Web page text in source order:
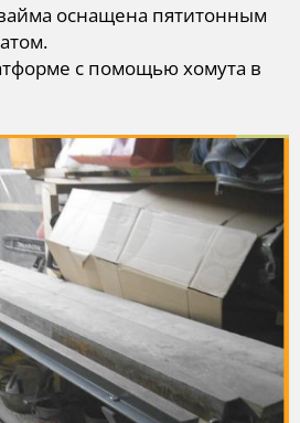
оснащена пятитонным
с помощью хомута в